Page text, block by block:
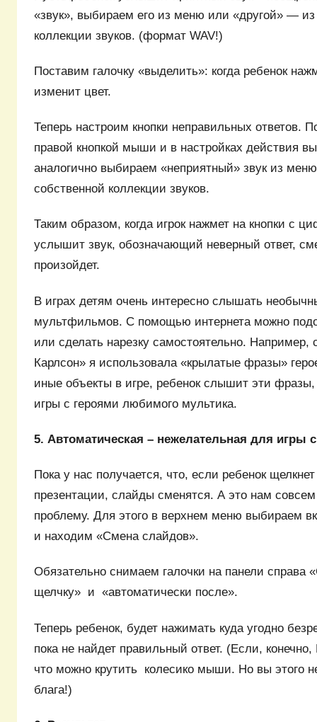
«звук», выбираем его из меню или «другой» — из
коллекции звуков. (формат WAV!)
Поставим галочку «выделить»: когда ребенок
изменит цвет.
Теперь настроим кнопки неправильных ответов.
правой кнопкой мыши и в настройках действия
аналогично выбираем «неприятный» звук из
собственной коллекции звуков.
Таким образом, когда игрок нажмет на кнопки с
услышит звук, обозначающий неверный ответ,
произойдет.
В играх детям очень интересно слышать
мультфильмов. С помощью интернета можно
или сделать нарезку самостоятельно.
Карлсон» я использовала «крылатые фразы»
иные объекты в игре, ребенок слышит эти
игры с героями любимого мультика.
5. Автоматическая – нежелательная для игры
Пока у нас получается, что, если ребенок
презентации, слайды сменятся. А это нам
проблему. Для этого в верхнем меню выбираем
и находим «Смена слайдов».
Обязательно снимаем галочки на панели справа
щелчку» и «автоматически после».
Теперь ребенок, будет нажимать куда угодно
пока не найдет правильный ответ. (Если,
что можно крутить колесико мыши. Но вы этого
блага!)